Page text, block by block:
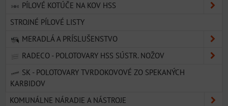
PÍLOVÉ KOTÚČE NA KOV HSS
STROJNÉ PÍLOVÉ LISTY
MERADLÁ A PRÍSLUŠENSTVO
RADECO - POLOTOVARY HSS SÚSTR. NOŽOV
SK - POLOTOVARY TVRDOKOVOVÉ ZO SPEKANÝCH
KARBIDOV
KOMUNÁLNE NÁRADIE A NÁSTROJE